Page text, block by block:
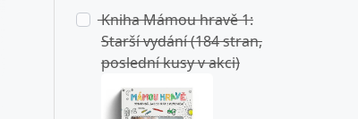
Kniha Mámou hravě 1:
Starší vydání (184 stran,
poslední kusy v akci)